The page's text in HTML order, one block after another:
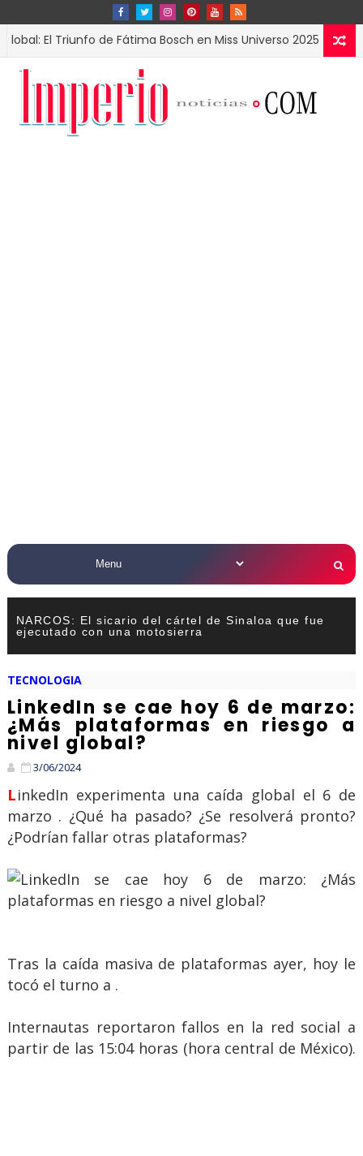
Triunfo de Fátima Bosch en Miss Universo 2025
NARCOS: El sicario del cártel de Sinaloa que fue
ejecutado con una motosierra
TECNOLOGIA
LinkedIn se cae hoy 6 de marzo:
¿Más plataformas en riesgo a
nivel global?
3/06/2024
LinkedIn experimenta una caída global el 6 de
marzo . ¿Qué ha pasado? ¿Se resolverá pronto?
¿Podrían fallar otras plataformas?
Tras la caída masiva de plataformas ayer, hoy le
tocó el turno a .
Internautas reportaron fallos en la red social a
partir de las 15:04 horas (hora central de México).